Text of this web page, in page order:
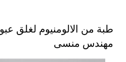
طبة من الالومنيوم لغلق
مهندس منسى